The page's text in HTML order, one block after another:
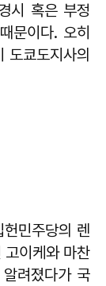
시 혹은 부정
문이다. 오히
도쿄도지사의
민주당의 렌
고이케와 마찬
려졌다가 국